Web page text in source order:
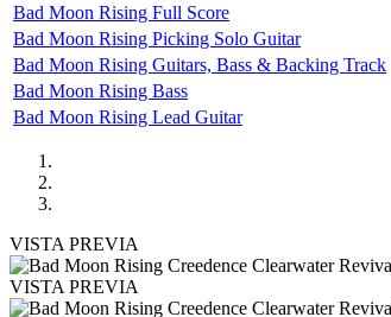
Bad Moon Rising Full Score
Bad Moon Rising Picking Solo Guitar
Bad Moon Rising Guitars, Bass & Backing Track
Bad Moon Rising Bass
Bad Moon Rising Lead Guitar
VISTA PREVIA
VISTA PREVIA